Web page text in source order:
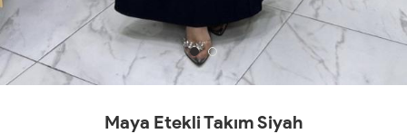
Maya Etekli Takım Siyah